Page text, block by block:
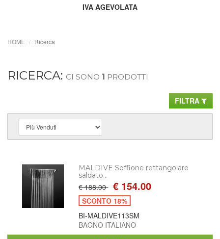
IVA AGEVOLATA
HOME Ricerca
RICERCA: CI SONO 1 PRODOTTI
FILTRA
MALDIVE Soffione rettangolare
saldato...
€ 188.00 € 154.00
SCONTO 18%
BI-MALDIVE113SM
BAGNO ITALIANO